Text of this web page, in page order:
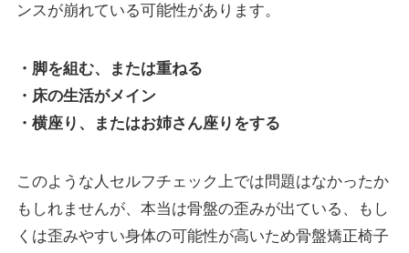
ンスが崩れている可能性があります。
・脚を組む、または重ねる
・床の生活がメイン
・横座り、またはお姉さん座りをする
このような人セルフチェック上では問題はなかったか
もしれませんが、本当は骨盤の歪みが出ている、もし
くは歪みやすい身体の可能性が高いため骨盤矯正椅子